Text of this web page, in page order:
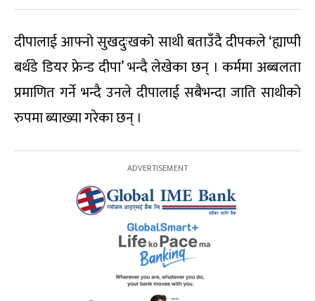
दीपालाई आफ्नो सुखदुःखको साथी बताउँदै दीपकले ‘ह्याप्पी
बर्थडे डियर फ्रेन्ड दीपा’ भन्दै लेखेका छन् । कर्ममा अब्बलता
प्रमाणित गर्ने भन्दै उनले दीपालाई सबैभन्दा जाति साथीको
रुपमा ब्याख्या गरेका छन् ।